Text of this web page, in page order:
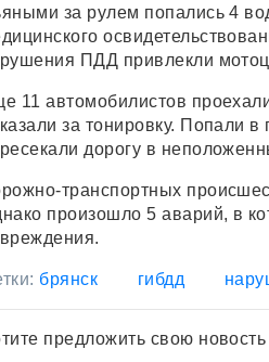
за рулем попались 4
ПДД привлекли
11 автомобилистов
за тонировку. Попали
дорогу в
транспортных
произошло 5 аварий, в
брянск гибдд
предложить свою